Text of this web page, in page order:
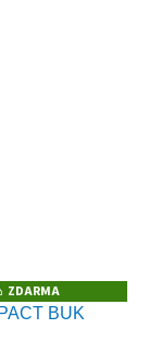
Z
D
A
ZDARMA
BUK